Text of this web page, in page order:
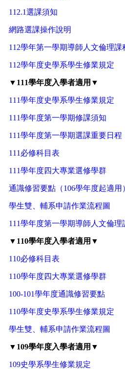
112.1選課須知
網路選課操作說明
112學年第一學期導師人文倫理課
112學年度史學系學生修業規定
▼111學年度入學者適用▼
111學年度史學系學生修業規定
111學年度第一學期修課須知
111學年度第一學期選課重要日程
111必修科目表
111學年度四大專業選修學群
通識修習要點（106學年度起適用
學生雙、輔系申請作業流程圖
111學年度第一學期導師人文倫理
▼110學年度入學者適用▼
110必修科目表
110學年度四大專業選修學群
100-101學年度通識修習要點
110學年度史學系學生修業規定
學生雙、輔系申請作業流程圖
▼109學年度入學者適用▼
109史學系學生修業規定